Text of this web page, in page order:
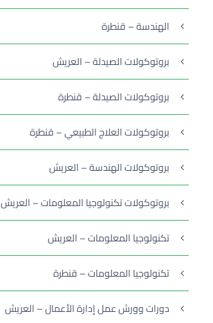
الهندسة – قنطرة
بروتوكولات الصيدلة – العريش
بروتوكولات الصيدلة – قنطرة
بروتوكولات العلاج الطبيعي – قنطرة
بروتوكولات الهندسة – العريش
بروتوكولات تكنولوجيا المعلومات – العريش
تكنولوجيا المعلومات – العريش
تكنولوجيا المعلومات – قنطرة
دورات وورش عمل إدارة الأعمال – العريش